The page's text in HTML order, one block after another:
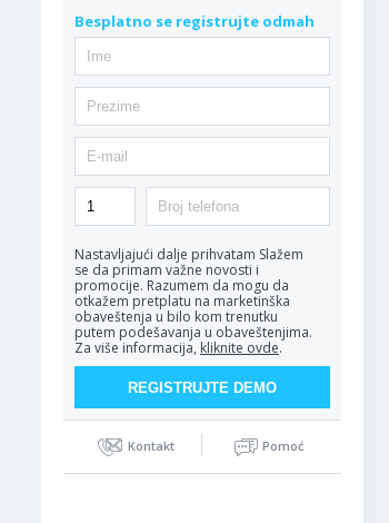
Besplatno se registrujte odmah
Nastavljajući dalje prihvatam Slažem
se da primam važne novosti i
promocije. Razumem da mogu da
otkažem pretplatu na marketinška
obaveštenja u bilo kom trenutku
putem podešavanja u obaveštenjima.
Za više informacija, kliknite ovde.
Kontakt Pomoć